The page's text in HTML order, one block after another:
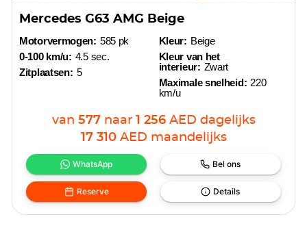
Mercedes G63 AMG Beige
Motorvermogen: 585 pk
0-100 km/u: 4.5 sec.
Zitplaatsen: 5
Kleur: Beige
Kleur van het
interieur: Zwart
Maximale snelheid: 220
km/u
van 577 naar 1 256 AED dagelijks
17 310 AED maandelijks
WhatsApp Bel ons
Reserve Details